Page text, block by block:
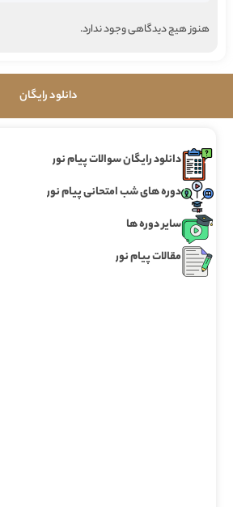
هنوز هیچ دیدگاهی وجود ندارد.
دانلود رایگان
دانلود رایگان سوالات پیام نور
دوره های شب امتحانی پیام نور
سایر دوره ها
مقالات پیام نور